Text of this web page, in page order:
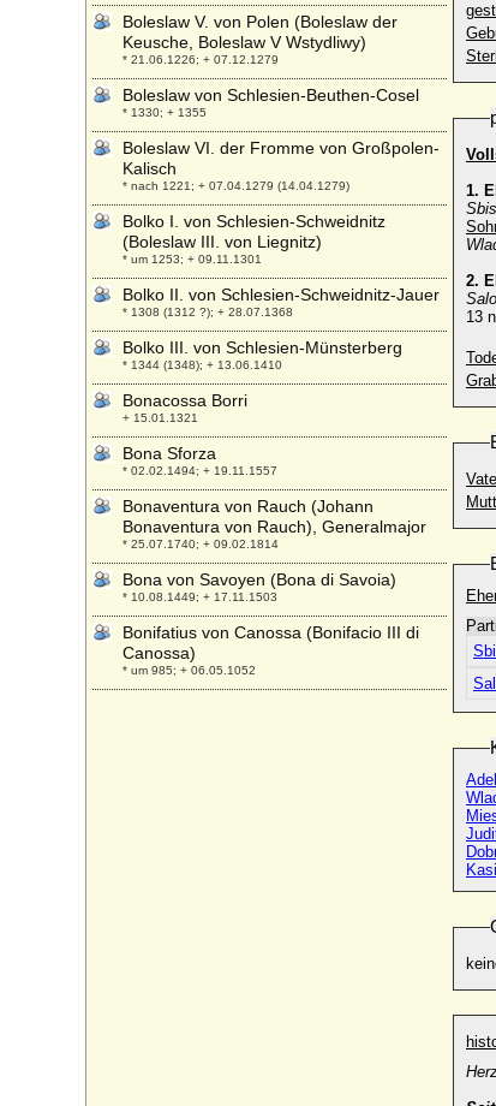
1.
2.
13
Boleslaw V. von Polen (Boleslaw der
Keusche, Boleslaw V Wstydliwy)
* 21.06.1226; + 07.12.1279
Boleslaw von Schlesien-Beuthen-Cosel
* 1330; + 1355
Boleslaw VI. der Fromme von Großpolen-
Kalisch
* nach 1221; + 07.04.1279 (14.04.1279)
Bolko I. von Schlesien-Schweidnitz
(Boleslaw III. von Liegnitz)
* um 1253; + 09.11.1301
Bolko II. von Schlesien-Schweidnitz-Jauer
* 1308 (1312 ?); + 28.07.1368
Bolko III. von Schlesien-Münsterberg
* 1344 (1348); + 13.06.1410
Bonacossa Borri
+ 15.01.1321
Bona Sforza
* 02.02.1494; + 19.11.1557
Bonaventura von Rauch (Johann
Bonaventura von Rauch), Generalmajor
* 25.07.1740; + 09.02.1814
Bona von Savoyen (Bona di Savoia)
* 10.08.1449; + 17.11.1503
Bonifatius von Canossa (Bonifacio III di
Canossa)
* um 985; + 06.05.1052